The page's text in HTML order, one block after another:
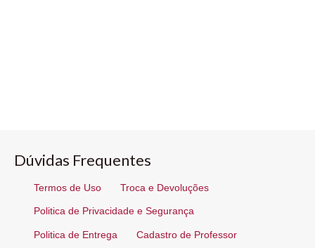
Dúvidas Frequentes
Termos de Uso Troca e Devoluções
Politica de Privacidade e Segurança
Politica de Entrega Cadastro de Professor